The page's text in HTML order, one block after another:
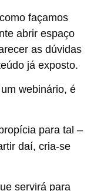
façamos
abrir espaço
as dúvidas
já exposto.
webinário, é
para tal –
daí, cria-se
servirá para